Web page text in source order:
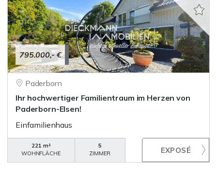
795.000,- €
Paderborn
Ihr hochwertiger Familientraum im Herzen von
Paderborn-Elsen!
Einfamilienhaus
221 m²
WOHNFLÄCHE
5
ZIMMER